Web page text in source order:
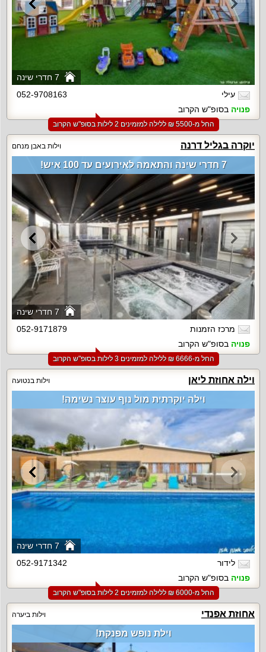
7 חדרי שינה
עילי
052-9708163
פנויה בסופ"ש הקרוב
החל מ-‏5500 ₪ ללילה למזמינים 2 לילות בסופ"ש הקרוב
יוקרה בגליל דרנה וילות באבן מנחם
7 חדרי שינה
7 חדרי שינה והתאמה לאירועים עד 100 איש!
מרכז הזמנות
052-9171879
פנויה בסופ"ש הקרוב
החל מ-‏6666 ₪ ללילה למזמינים 3 לילות בסופ"ש הקרוב
וילה אחוזת ליאן וילות בנטועה
7 חדרי שינה
וילה יוקרתית מול נוף עוצר נשימה!
לידור
052-9171342
פנויה בסופ"ש הקרוב
החל מ-‏6000 ₪ ללילה למזמינים 2 לילות בסופ"ש הקרוב
אחוזת אפנדי וילות ביערה
וילת נופש מפנקת!